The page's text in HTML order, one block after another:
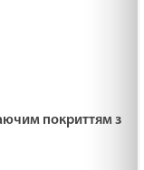
покриттям з